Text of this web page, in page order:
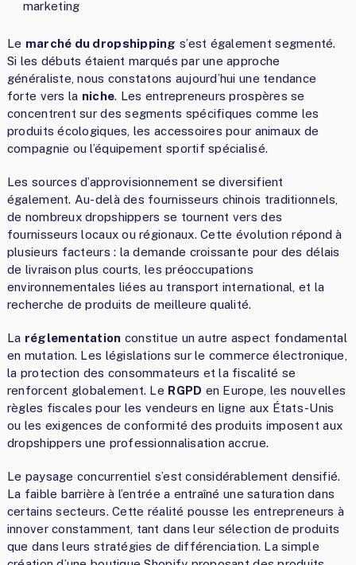
marketing
Le marché du dropshipping s’est également segmenté.
Si les débuts étaient marqués par une approche
généraliste, nous constatons aujourd’hui une tendance
forte vers la niche. Les entrepreneurs prospères se
concentrent sur des segments spécifiques comme les
produits écologiques, les accessoires pour animaux de
compagnie ou l’équipement sportif spécialisé.
Les sources d’approvisionnement se diversifient
également. Au-delà des fournisseurs chinois traditionnels,
de nombreux dropshippers se tournent vers des
fournisseurs locaux ou régionaux. Cette évolution répond à
plusieurs facteurs : la demande croissante pour des délais
de livraison plus courts, les préoccupations
environnementales liées au transport international, et la
recherche de produits de meilleure qualité.
La réglementation constitue un autre aspect fondamental
en mutation. Les législations sur le commerce électronique,
la protection des consommateurs et la fiscalité se
renforcent globalement. Le RGPD en Europe, les nouvelles
règles fiscales pour les vendeurs en ligne aux États-Unis
ou les exigences de conformité des produits imposent aux
dropshippers une professionnalisation accrue.
Le paysage concurrentiel s’est considérablement densifié.
La faible barrière à l’entrée a entraîné une saturation dans
certains secteurs. Cette réalité pousse les entrepreneurs à
innover constamment, tant dans leur sélection de produits
que dans leurs stratégies de différenciation. La simple